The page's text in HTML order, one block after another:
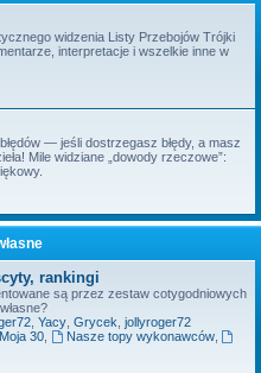
widzenia Listy Przebojów Trójki
interpretacje i wszelkie inne w
— jeśli dostrzegasz błędy, a masz
Mile widziane „dowody rzeczowe”:
rankingi
są przez zestaw cotygodniowych
Yacy Grycek jollyroger72
Moja 30, Nasze topy wykonawców,